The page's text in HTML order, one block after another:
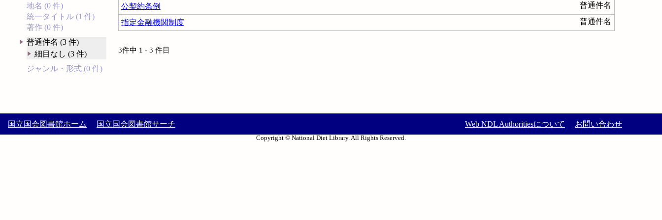
地名 (0 件)
統一タイトル (1 件)
著作 (0 件)
普通件名 (3 件)
細目なし (3 件)
ジャンル・形式 (0 件)
公契約条例
普通件名
指定金融機関制度 普通件名
3件中 1 - 3 件目
国立国会図書館ホーム 国立国会図書館サーチ Web NDL Authoritiesについて お問い合わせ
Copyright © National Diet Library. All Rights Reserved.